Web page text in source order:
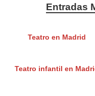
Entradas
Teatro en Madrid
Teatro infantil en